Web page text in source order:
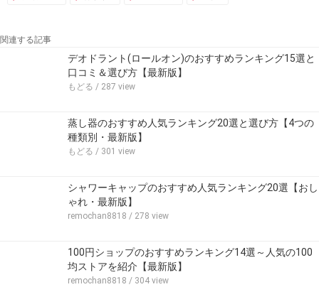
関連する記事
デオドラント(ロールオン)のおすすめランキング15選と
口コミ＆選び方【最新版】
もどる / 287 view
蒸し器のおすすめ人気ランキング20選と選び方【4つの
種類別・最新版】
もどる / 301 view
シャワーキャップのおすすめ人気ランキング20選【おし
ゃれ・最新版】
remochan8818 / 278 view
100円ショップのおすすめランキング14選～人気の100
均ストアを紹介【最新版】
remochan8818 / 304 view